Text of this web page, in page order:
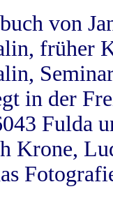
von
früher
in der
Fulda
Krone,